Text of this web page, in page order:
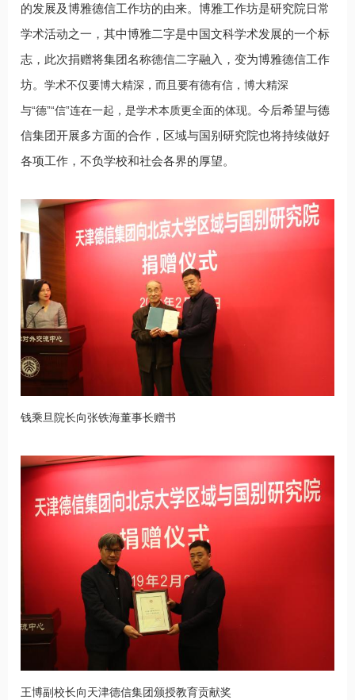
的发展及博雅德信工作坊的由来。博雅工作坊是研究院日常
学术活动之一，其中博雅二字是中国文科学术发展的一个标
志，此次捐赠将集团名称德信二字融入，变为博雅德信工作
坊。 学术不仅要博大精深，而且要有德有信，博大精深
与“德”“信”连在一起，是学术本质更全面的体现。 今后希望与德
信集团开展多方面的合作，区域与国别研究院也将持续做好
各项工作，不负学校和社会各界的厚望。
钱乘旦院长向张铁海董事长赠书
王博副校长向天津德信集团颁授教育贡献奖